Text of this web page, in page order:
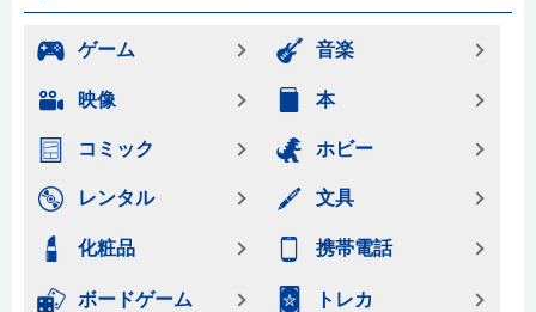
ゲーム 音楽
映像 本
コミック ホビー
レンタル 文具
化粧品 携帯電話
ボードゲーム トレカ